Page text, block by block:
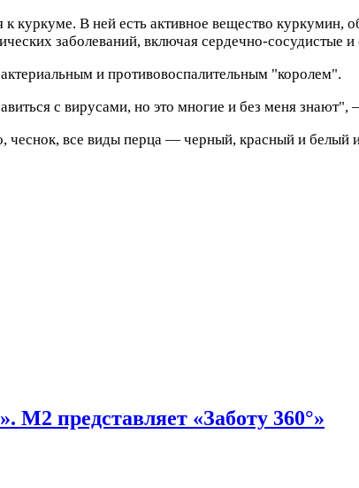
куркуме. В ней есть активное вещество
заболеваний, включая сердечно-сосудистые и
и противовоспалительным "королем".
с вирусами, но это многие и без меня знают",
чеснок, все виды перца — черный, красный и белый
М2 представляет «Заботу 360°»